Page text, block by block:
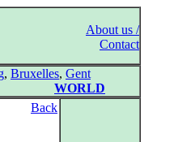
About us /
Contact
, Bruxelles, Gent
WORLD
Back